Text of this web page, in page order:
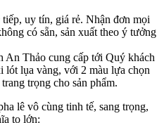
uy tín, giá rẻ. Nhận đơn mọi
có sẵn, sản xuất theo ý tưởng
An Thảo cung cấp tới Quý khách
lót lụa vàng, với 2 màu lựa chọn
trọng cho sản phẩm.
lê vô cùng tinh tế, sang trọng,
to lớn: